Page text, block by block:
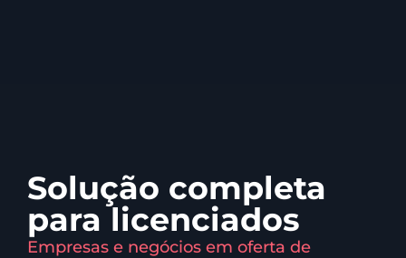
Solução completa
para licenciados
Empresas e negócios em oferta de